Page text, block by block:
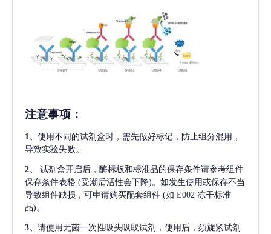
注意事项 ：
1、 使用不同的试剂盒时，需先做好标记，防止组分混用，
导致实验失败。
2、
试剂盒开启后，酶标板和标准品的保存条件请参考组件
保存条件表格 (受潮后活性会下降)。如发生使用或保存不当
导致组件缺损，可申请购买配套组件 (如 E002 冻干标准
品)。
3、 请使用无菌一次性吸头吸取试剂，使用后，须旋紧试剂